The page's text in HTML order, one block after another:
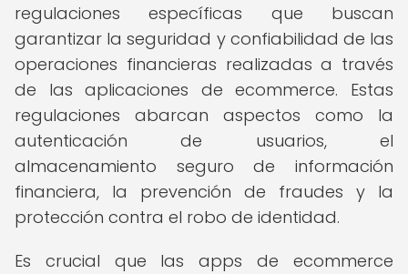
regulaciones específicas que buscan
garantizar la seguridad y confiabilidad de las
operaciones financieras realizadas a través
de las aplicaciones de ecommerce. Estas
regulaciones abarcan aspectos como la
autenticación de usuarios, el
almacenamiento seguro de información
financiera, la prevención de fraudes y la
protección contra el robo de identidad.
Es crucial que las apps de ecommerce